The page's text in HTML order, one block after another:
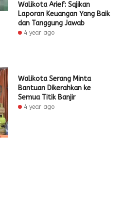
Walikota Arief: Sajikan
Laporan Keuangan Yang Baik
dan Tanggung Jawab
4 year ago
Walikota Serang Minta
Bantuan Dikerahkan ke
Semua Titik Banjir
4 year ago